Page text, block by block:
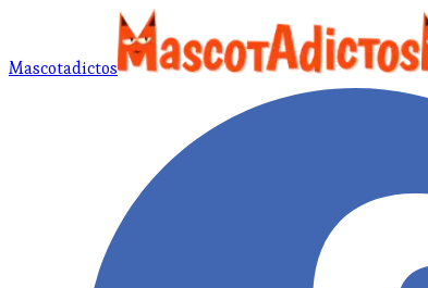
Mascotadictos